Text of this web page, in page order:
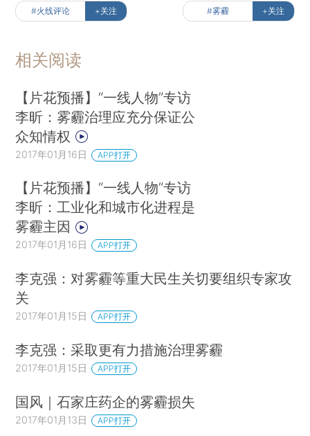
#火线评论 +关注 #雾霾 +关注
相关阅读
【片花预播】“一线人物”专访
李昕：雾霾治理应充分保证公
众知情权
2017年01月16日 APP打开
【片花预播】“一线人物”专访
李昕：工业化和城市化进程是
雾霾主因
2017年01月16日 APP打开
李克强：对雾霾等重大民生关切要组织专家攻
关
2017年01月15日 APP打开
李克强：采取更有力措施治理雾霾
2017年01月15日 APP打开
国风｜石家庄药企的雾霾损失
2017年01月13日 APP打开